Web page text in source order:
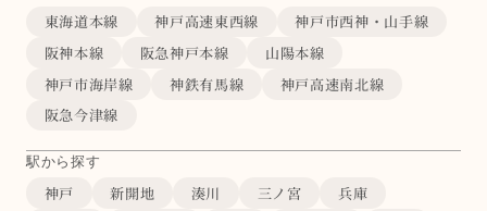
東海道本線 神戸高速東西線
神戸市西神・山手線
阪神本線
阪急神戸本線
山陽本線
神戸市海岸線
神鉄有馬線
神戸高速南北線
阪急今津線
駅から探す
神戸 新開地 湊川 三ノ宮 兵庫